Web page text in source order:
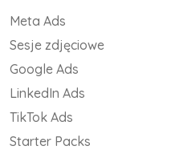
Meta Ads
Sesje zdjęciowe
Google Ads
LinkedIn Ads
TikTok Ads
Starter Packs